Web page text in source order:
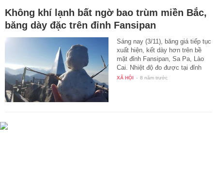
Không khí lạnh bất ngờ bao trùm miền Bắc,
băng dày đặc trên đỉnh Fansipan
Sáng nay (3/11), băng giá tiếp tục
xuất hiện, kết dày hơn trên bề
mặt đỉnh Fansipan, Sa Pa, Lào
Cai. Nhiệt độ đo được tại đỉnh
lúc…
XÃ HỘI - 8 năm trước